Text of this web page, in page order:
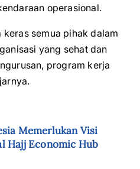
operasional.
keras semua pihak dalam
yang sehat dan
program kerja
Memerlukan Visi
Hajj Economic Hub